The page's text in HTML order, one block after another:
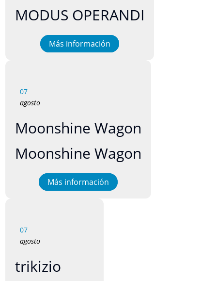
MODUS OPERANDI
Más información
07
agosto
Moonshine Wagon
Moonshine Wagon
Más información
07
agosto
trikizio